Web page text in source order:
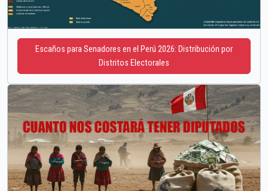
Escaños para Senadores en el Perú 2026: Distribución por
Distritos Electorales